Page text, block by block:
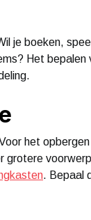
je boeken,
Het
het
grotere
. Bepaal